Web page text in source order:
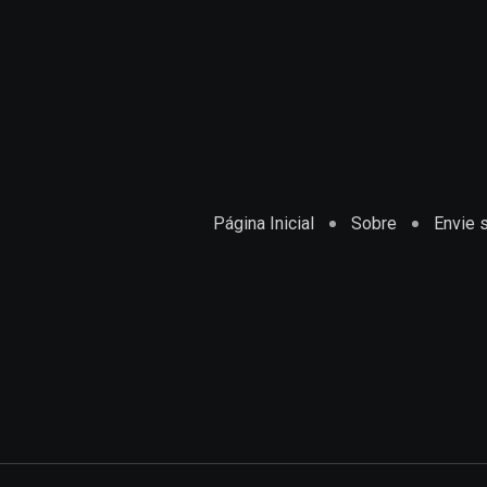
Página Inicial Sobre Envie